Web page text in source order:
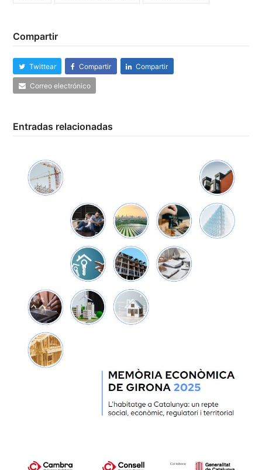
Compartir
Twittear Compartir Compartir
Correo electrónico
Entradas relacionadas